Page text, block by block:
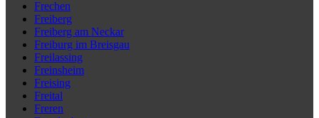
Frechen
Freiberg
Freiberg am Neckar
Freiburg im Breisgau
Freilassing
Freinsheim
Freising
Freital
Freren